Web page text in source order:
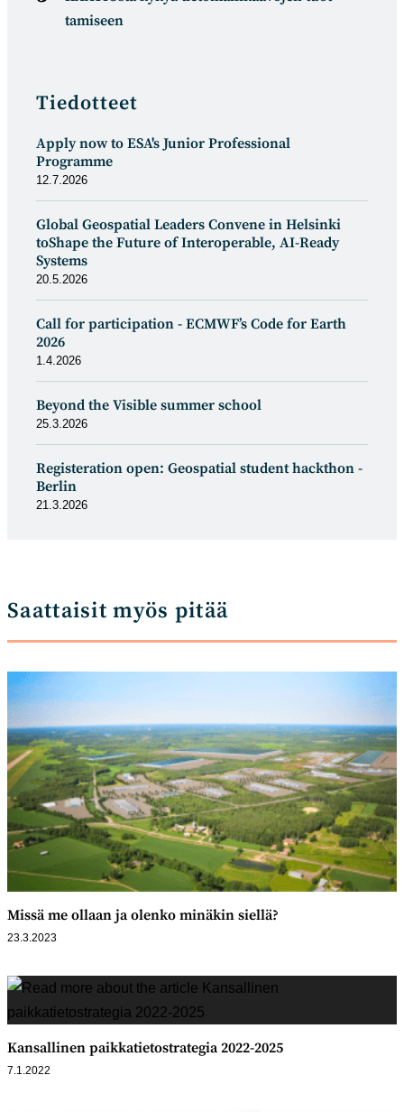
tamiseen
Tiedotteet
Apply now to ESA's Junior Professional
Programme
12.7.2026
Global Geospatial Leaders Convene in Helsinki
toShape the Future of Interoperable, AI-Ready
Systems
20.5.2026
Call for participation - ECMWF’s Code for Earth
2026
1.4.2026
Beyond the Visible summer school
25.3.2026
Registeration open: Geospatial student hackthon -
Berlin
21.3.2026
Saattaisit myös pitää
Missä me ollaan ja olenko minäkin siellä?
23.3.2023
Kansallinen paikkatietostrategia 2022-2025
7.1.2022